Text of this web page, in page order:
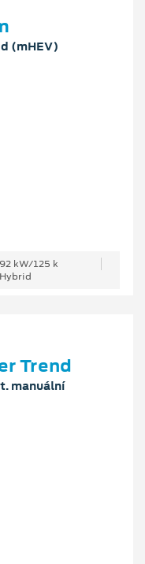
(mHEV)
92 kW/125 k
Hybrid
Trend
manuální